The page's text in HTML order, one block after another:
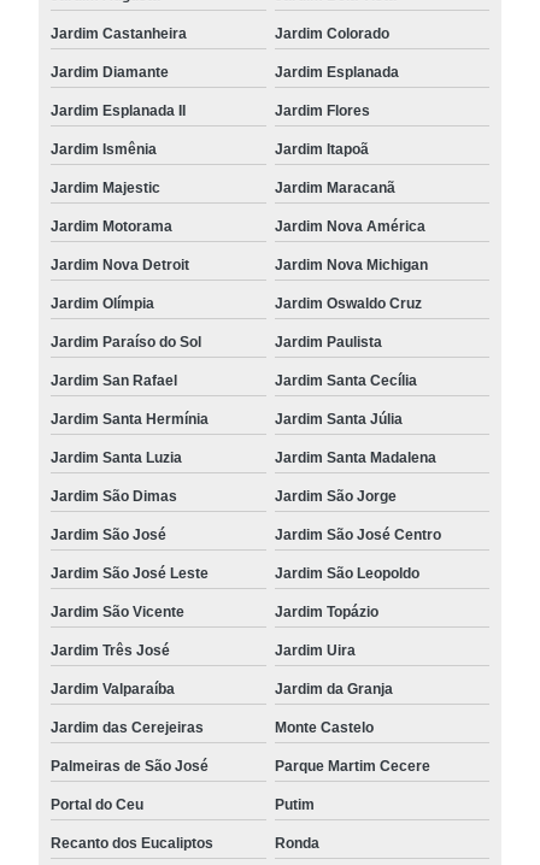
Jardim Castanheira Jardim Colorado
Jardim Diamante Jardim Esplanada
Jardim Esplanada II Jardim Flores
Jardim Ismênia Jardim Itapoã
Jardim Majestic Jardim Maracanã
Jardim Motorama Jardim Nova América
Jardim Nova Detroit Jardim Nova Michigan
Jardim Olímpia Jardim Oswaldo Cruz
Jardim Paraíso do Sol Jardim Paulista
Jardim San Rafael Jardim Santa Cecília
Jardim Santa Hermínia Jardim Santa Júlia
Jardim Santa Luzia Jardim Santa Madalena
Jardim São Dimas Jardim São Jorge
Jardim São José Jardim São José Centro
Jardim São José Leste Jardim São Leopoldo
Jardim São Vicente Jardim Topázio
Jardim Três José Jardim Uira
Jardim Valparaíba Jardim da Granja
Jardim das Cerejeiras Monte Castelo
Palmeiras de São José Parque Martim Cecere
Portal do Ceu Putim
Recanto dos Eucaliptos Ronda